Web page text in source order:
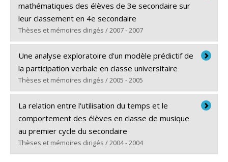
Cycle :Maîtrise
Diplôme obtenu : M.A.
Lien vers le document dans Papyrus
mathématiques des élèves de 3e secondaire sur
leur classement en 4e secondaire
Thèses et mémoires dirigés / 2007 - 2007
Diplômé(e) :Lessard, Valérie
Cycle :Maîtrise
Diplôme obtenu :M. Sc.
Lien vers le document dans Papyrus
Une analyse exploratoire d'un modèle prédictif de
la participation verbale en classe universitaire
Thèses et mémoires dirigés / 2005 - 2005
Diplômé(e) :Kozanitis, Anastassis
Cycle :Doctorat
Diplôme obtenu :Ph. D.
Lien vers le document dans Papyrus
La relation entre l'utilisation du temps et le
comportement des élèves en classe de musique
au premier cycle du secondaire
Thèses et mémoires dirigés / 2004 - 2004